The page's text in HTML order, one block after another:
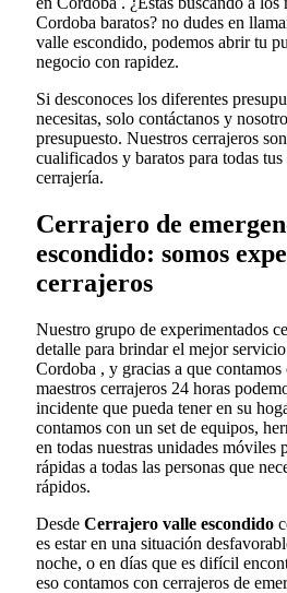
Cordoba baratos? no dudes en
valle escondido, podemos abrir tu
negocio con rapidez.
Si desconoces los diferentes
necesitas, solo contáctanos y
presupuesto. Nuestros cerrajeros
cualificados y baratos para todas tus
cerrajería.
Cerrajero de
escondido: somos
cerrajeros
Nuestro grupo de experimentados
detalle para brindar el mejor
Cordoba , y gracias a que contamos
maestros cerrajeros 24 horas
incidente que pueda tener en su
contamos con un set de equipos,
en todas nuestras unidades móviles
rápidas a todas las personas que
rápidos.
Desde Cerrajero valle escondido
es estar en una situación
noche, o en días que es difícil
eso contamos con cerrajeros de